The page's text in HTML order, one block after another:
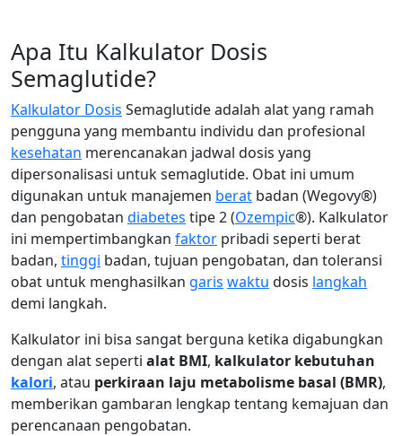
Apa Itu Kalkulator Dosis
Semaglutide?
Kalkulator Dosis Semaglutide adalah alat yang ramah
pengguna yang membantu individu dan profesional
kesehatan merencanakan jadwal dosis yang
dipersonalisasi untuk semaglutide. Obat ini umum
digunakan untuk manajemen berat badan (Wegovy®)
dan pengobatan diabetes tipe 2 (Ozempic®). Kalkulator
ini mempertimbangkan faktor pribadi seperti berat
badan, tinggi badan, tujuan pengobatan, dan toleransi
obat untuk menghasilkan garis waktu dosis langkah
demi langkah.
Kalkulator ini bisa sangat berguna ketika digabungkan
dengan alat seperti alat BMI, kalkulator kebutuhan
kalori, atau perkiraan laju metabolisme basal (BMR),
memberikan gambaran lengkap tentang kemajuan dan
perencanaan pengobatan.